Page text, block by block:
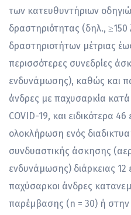
των κατευθυντήριων
δραστηριότητας (δηλ.,
δραστηριοτήτων μέτριας
περισσότερες συνεδρίες
ενδυνάμωσης), καθώς και
άνδρες με παχυσαρκία
COVID-19, και ειδικότερα
ολοκλήρωση ενός
συνδυαστικής άσκησης
ενδυνάμωσης) διάρκειας
παχύσαρκοι άνδρες
παρέμβασης (n = 30) ή στην